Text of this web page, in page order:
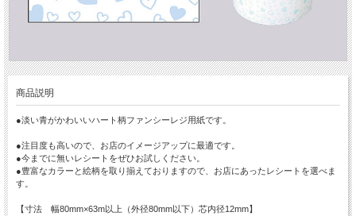
商品説明
●淡い青がかわいいハート柄ファンシーレジ用紙です。
●注目度も高いので、お店のイメージアップに最適です。
●今までに無いレシートをぜひお試しください。
●豊富なカラーと絵柄を取り揃えておりますので、お店にあったレシートを選べま
す。
【寸法 幅80mm×63m以上（外径80mm以下）芯内径12mm】